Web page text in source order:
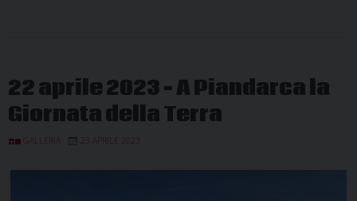
22 aprile 2023 – A Piandarca la
Giornata della Terra
GALLERIA 23 APRILE 2023